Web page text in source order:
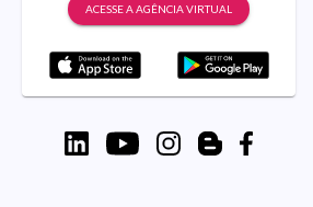
ACESSE A AGÊNCIA VIRTUAL